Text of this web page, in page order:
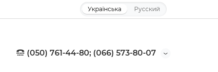
Українська Русский
(050) 761-44-80; (066) 573-80-07